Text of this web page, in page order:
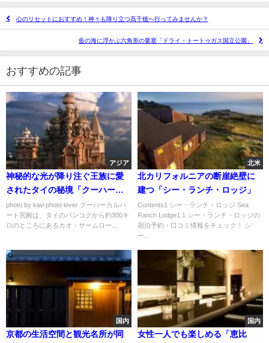
心のリセットにおすすめ！神々も降り立つ高千穂へ行ってみませんか？
藍の海に浮かぶ六角形の要塞「ドライ・トートゥガス国立公園」
おすすめの記事
アジア
神秘的な光が降り注ぐ王族に愛
されたタイの秘境「クーハーカ
ルハート宮殿」
photo by kiwi photo lover クーハーカルハ
ート宮殿は、タイのバンコクから約300キ
ロのところにあるカオ・サームロー...
北米
北カリフォルニアの断崖絶壁に
建つ「シー・ランチ・ロッジ」
Contents1 シー・ランチ・ロッジ Sea
Ranch Lodge1.1 シー・ランチ・ロッジの
宿泊予約・口コミ情報をチェック！ シ
ー...
国内
京都の生活空間と観光名所が同
国内
女性一人でも楽しめる「恵比